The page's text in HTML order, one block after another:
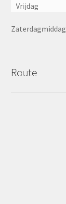
Vrijdag
Route